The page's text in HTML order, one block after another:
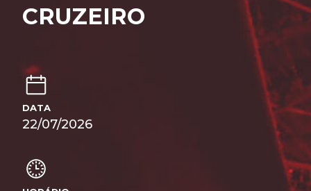
CRUZEIRO
DATA
22/07/2026